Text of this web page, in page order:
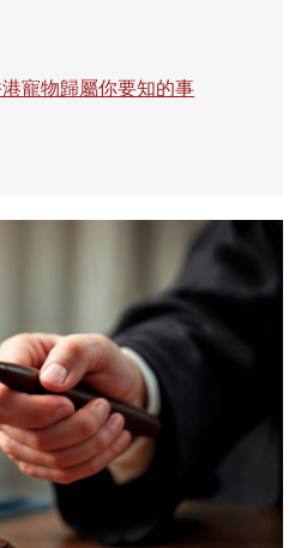
寵物歸屬你要知的事